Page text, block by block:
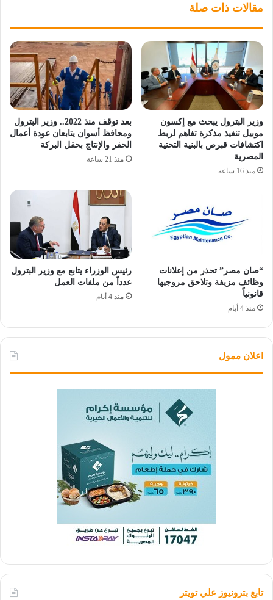
مقالات ذات صلة
وزير البترول يبحث مع إكسون
موبيل تنفيذ مذكرة تفاهم لربط
اكتشافات قبرص بالبنية التحتية
المصرية
منذ 16 ساعة
بعد توقف منذ 2022.. وزير البترول
ومحافظ أسوان يتابعان عودة أعمال
الحفر والإنتاج بحقل البركة
منذ 21 ساعة
“صان مصر” تحذر من إعلانات
وظائف مزيفة وتلاحق مروجيها
قانونياً
منذ 4 أيام
رئيس الوزراء يتابع مع وزير البترول
عدداً من ملفات العمل
منذ 4 أيام
اعلان ممول
تابع بترونيوز علي تويتر